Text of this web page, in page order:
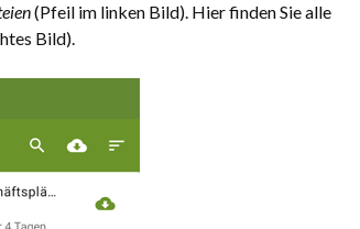
(Pfeil im linken Bild). Hier finden Sie alle
Bild).